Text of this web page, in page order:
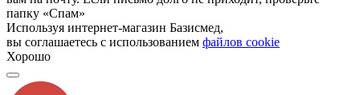
папку «Спам»
Используя интернет-магазин Базисмед,
вы соглашаетесь с использованием файлов cookie
Хорошо